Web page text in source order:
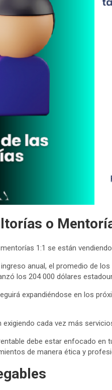
o
1:1 se están
ingreso anual, el promedio de
los 204 000 dólares
expandiéndose en los
cada vez más
debe estar enfocado en
de manera ética y